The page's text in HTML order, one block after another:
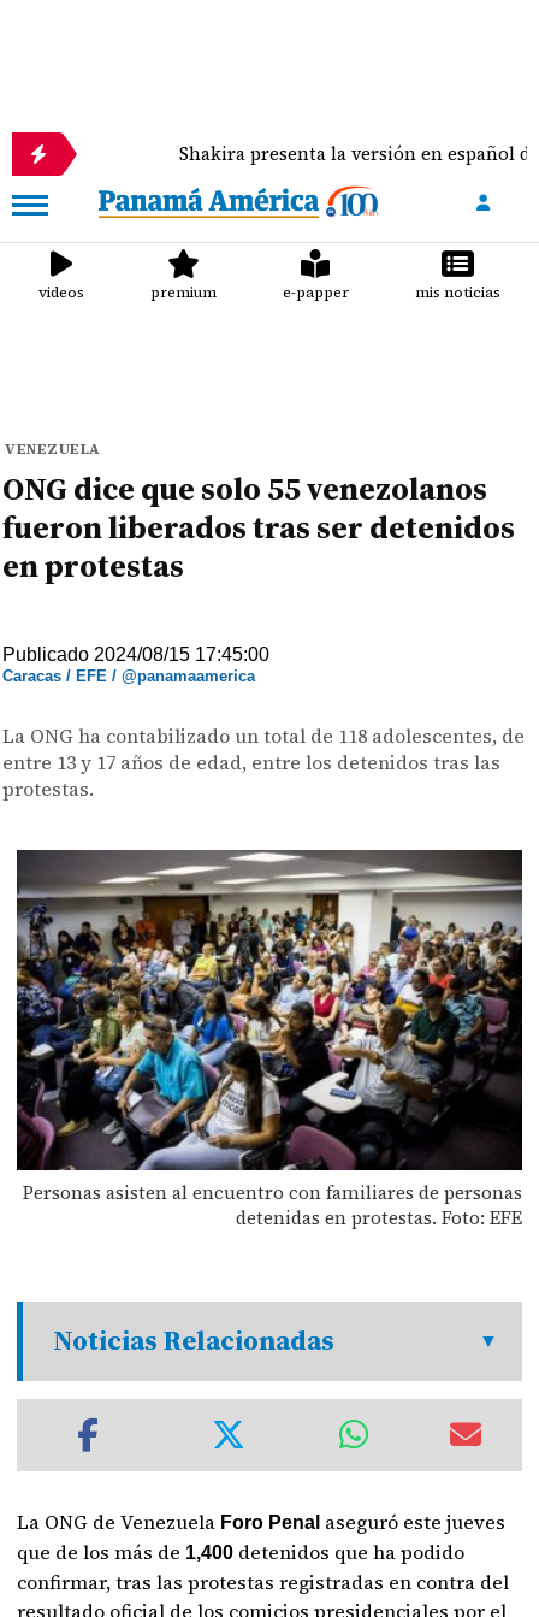
Shakira presenta la versión en español de 'Dai
videos premium e-papper mis noticias
VENEZUELA
ONG dice que solo 55 venezolanos
fueron liberados tras ser detenidos
en protestas
Publicado 2024/08/15 17:45:00
Caracas / EFE / @panamaamerica
La ONG ha contabilizado un total de 118 adolescentes, de
entre 13 y 17 años de edad, entre los detenidos tras las
protestas.
Personas asisten al encuentro con familiares de personas
detenidas en protestas. Foto: EFE
Noticias Relacionadas
La ONG de Venezuela Foro Penal aseguró este jueves
que de los más de 1,400 detenidos que ha podido
confirmar, tras las protestas registradas en contra del
resultado oficial de los comicios presidenciales por el